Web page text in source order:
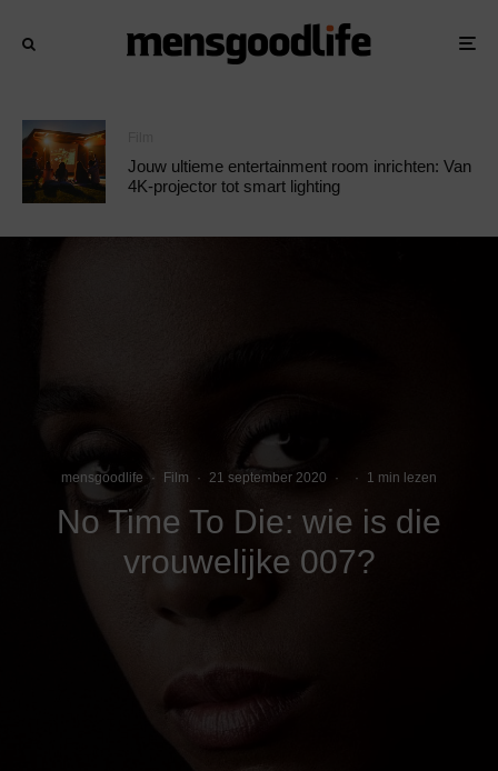
Jouw ultieme entertainment room inrichten: Van
4K-projector tot smart lighting
mensgoodlife · Film · 21 september 2020 · · 1 min lezen
No Time To Die: wie is die
vrouwelijke 007?